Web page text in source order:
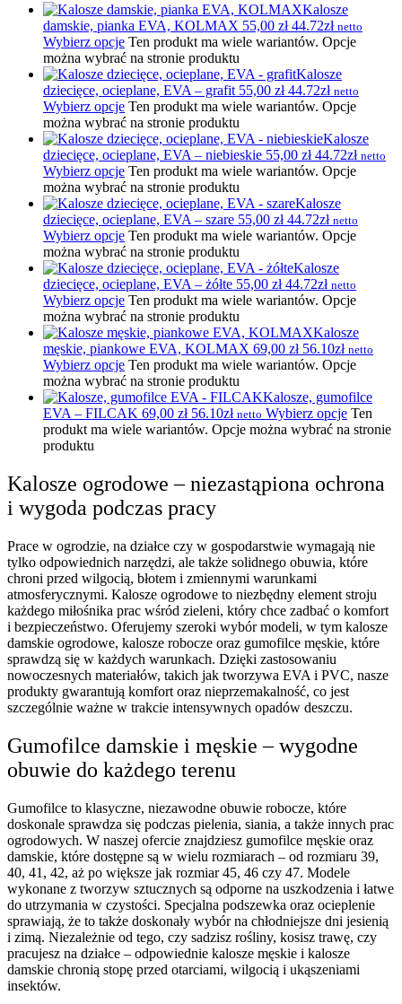
Kalosze
damskie, pianka EVA, KOLMAX 55,00 zł 44.72zł netto
Wybierz opcje Ten produkt ma wiele wariantów. Opcje
można wybrać na stronie produktu
Kalosze
dziecięce, ocieplane, EVA – grafit 55,00 zł 44.72zł netto
Wybierz opcje Ten produkt ma wiele wariantów. Opcje
można wybrać na stronie produktu
Kalosze
dziecięce, ocieplane, EVA – niebieskie 55,00 zł 44.72zł netto
Wybierz opcje Ten produkt ma wiele wariantów. Opcje
można wybrać na stronie produktu
Kalosze
dziecięce, ocieplane, EVA – szare 55,00 zł 44.72zł netto
Wybierz opcje Ten produkt ma wiele wariantów. Opcje
można wybrać na stronie produktu
Kalosze
dziecięce, ocieplane, EVA – żółte 55,00 zł 44.72zł netto
Wybierz opcje Ten produkt ma wiele wariantów. Opcje
można wybrać na stronie produktu
Kalosze
męskie, piankowe EVA, KOLMAX 69,00 zł 56.10zł netto
Wybierz opcje Ten produkt ma wiele wariantów. Opcje
można wybrać na stronie produktu
Kalosze, gumofilce
EVA – FILCAK 69,00 zł 56.10zł netto Wybierz opcje Ten
produkt ma wiele wariantów. Opcje można wybrać na stronie
produktu
Kalosze ogrodowe – niezastąpiona ochrona
i wygoda podczas pracy
Prace w ogrodzie, na działce czy w gospodarstwie wymagają nie
tylko odpowiednich narzędzi, ale także solidnego obuwia, które
chroni przed wilgocią, błotem i zmiennymi warunkami
atmosferycznymi. Kalosze ogrodowe to niezbędny element stroju
każdego miłośnika prac wśród zieleni, który chce zadbać o komfort
i bezpieczeństwo. Oferujemy szeroki wybór modeli, w tym kalosze
damskie ogrodowe, kalosze robocze oraz gumofilce męskie, które
sprawdzą się w każdych warunkach. Dzięki zastosowaniu
nowoczesnych materiałów, takich jak tworzywa EVA i PVC, nasze
produkty gwarantują komfort oraz nieprzemakalność, co jest
szczególnie ważne w trakcie intensywnych opadów deszczu.
Gumofilce damskie i męskie – wygodne
obuwie do każdego terenu
Gumofilce to klasyczne, niezawodne obuwie robocze, które
doskonale sprawdza się podczas pielenia, siania, a także innych prac
ogrodowych. W naszej ofercie znajdziesz gumofilce męskie oraz
damskie, które dostępne są w wielu rozmiarach – od rozmiaru 39,
40, 41, 42, aż po większe jak rozmiar 45, 46 czy 47. Modele
wykonane z tworzyw sztucznych są odporne na uszkodzenia i łatwe
do utrzymania w czystości. Specjalna podszewka oraz ocieplenie
sprawiają, że to także doskonały wybór na chłodniejsze dni jesienią
i zimą. Niezależnie od tego, czy sadzisz rośliny, kosisz trawę, czy
pracujesz na działce – odpowiednie kalosze męskie i kalosze
damskie chronią stopę przed otarciami, wilgocią i ukąszeniami
insektów.